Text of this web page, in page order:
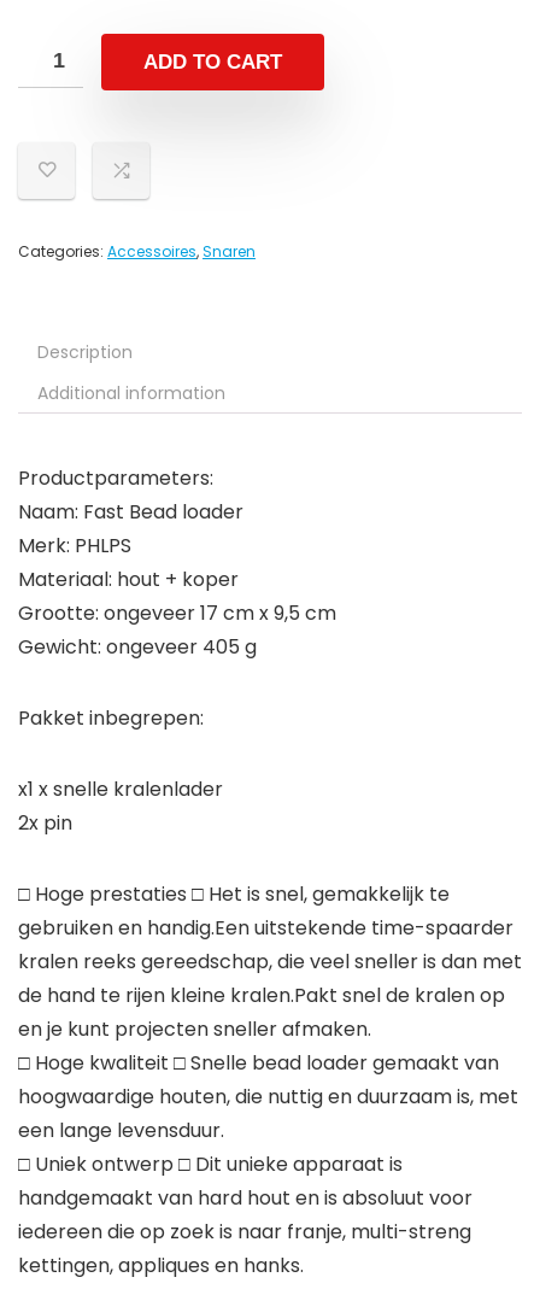
ADD TO CART
Categories: Accessoires,Snaren
Description
Additional information
Productparameters:
Naam: Fast Bead loader
Merk: PHLPS
Materiaal: hout + koper
Grootte: ongeveer 17 cm x 9,5 cm
Gewicht: ongeveer 405 g
Pakket inbegrepen:
x1 x snelle kralenlader
2x pin
□ Hoge prestaties □ Het is snel, gemakkelijk te
gebruiken en handig.Een uitstekende time-spaarder
kralen reeks gereedschap, die veel sneller is dan met
de hand te rijen kleine kralen.Pakt snel de kralen op
en je kunt projecten sneller afmaken.
□ Hoge kwaliteit □ Snelle bead loader gemaakt van
hoogwaardige houten, die nuttig en duurzaam is, met
een lange levensduur.
□ Uniek ontwerp □ Dit unieke apparaat is
handgemaakt van hard hout en is absoluut voor
iedereen die op zoek is naar franje, multi-streng
kettingen, appliques en hanks.